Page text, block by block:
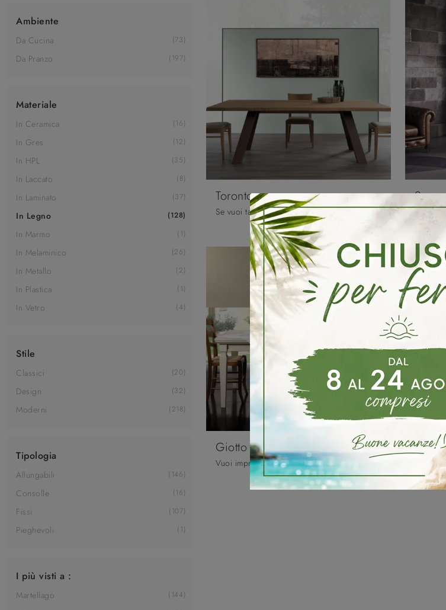
Ambiente
Da Cucina 73
Da Pranzo 197
Materiale
In Ceramica 16
In Gres 12
In HPL 35
In Laccato 8
In Laminato 37
In Legno 128
In Marmo 1
In Melaminico 26
In Metallo 2
In Plastica 1
In Vetro 4
Stile
Classici 20
Design 32
Moderni 218
Tipologia
Allungabili 146
Consolle 16
Fissi 107
Pieghevoli 1
I più visti a :
Martellago 144
Toronto
Se vuoi tavoli moderni da pranzo, scopri i modelli fissi di Pizzolato: clicca e scopri il modello Toronto in legno.
Giotto